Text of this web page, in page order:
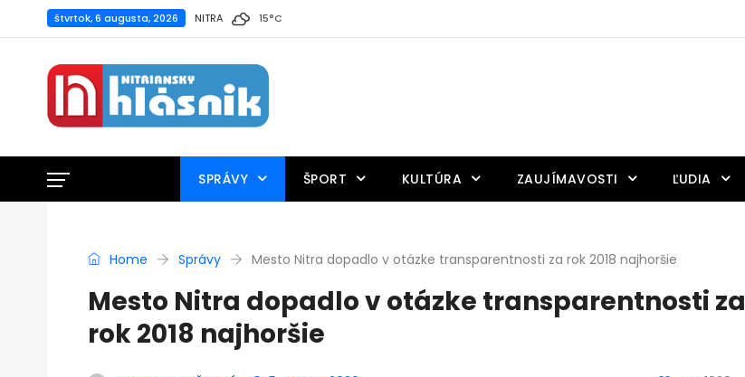
štvrtok, 6 augusta, 2026 NITRA 15°C
SPRÁVY ŠPORT KULTÚRA ZAUJÍMAVOSTI ĽUDIA
Home Správy Mesto Nitra dopadlo v otázke transparentnosti za rok 2018 najhoršie
Mesto Nitra dopadlo v otázke transparentnosti za
rok 2018 najhoršie